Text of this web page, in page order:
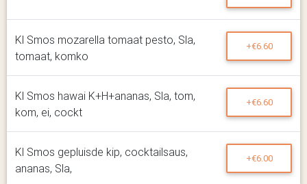
Kl Smos mozarella tomaat pesto, Sla,
tomaat, komko
+€6.60
Kl Smos hawai K+H+ananas, Sla, tom,
kom, ei, cockt
+€6.60
Kl Smos gepluisde kip, cocktailsaus,
ananas, Sla,
+€6.00